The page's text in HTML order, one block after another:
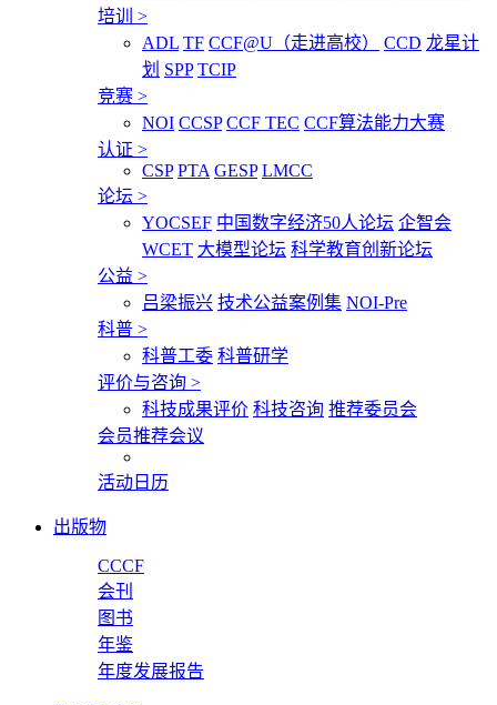
培训 >
ADL TF CCF@U（走进高校） CCD 龙星计
划 SPP TCIP
竞赛 >
NOI CCSP CCF TEC CCF算法能力大赛
认证 >
CSP PTA GESP LMCC
论坛 >
YOCSEF 中国数字经济50人论坛 企智会
WCET 大模型论坛 科学教育创新论坛
公益 >
吕梁振兴 技术公益案例集 NOI-Pre
科普 >
科普工委 科普研学
评价与咨询 >
科技成果评价 科技咨询 推荐委员会
会员推荐会议
活动日历
出版物
CCCF
会刊
图书
年鉴
年度发展报告